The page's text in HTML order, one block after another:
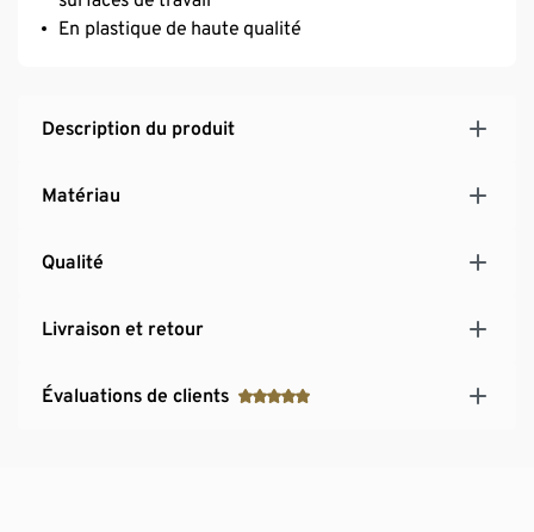
En plastique de haute qualité
Description du produit
Matériau
Qualité
Livraison et retour
Évaluations de clients